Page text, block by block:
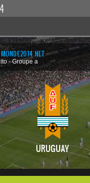
- Groupe a
URUGUAY